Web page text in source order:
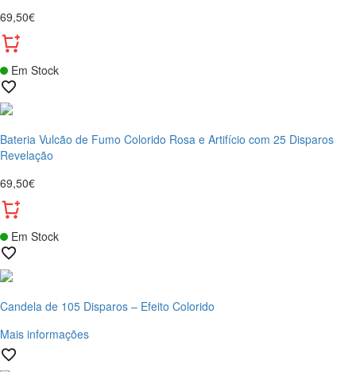
69,50€
Em Stock
Bateria Vulcão de Fumo Colorido Rosa e Artifício com 25 Disparos
Revelação
69,50€
Em Stock
Candela de 105 Disparos – Efeito Colorido
Mais informações